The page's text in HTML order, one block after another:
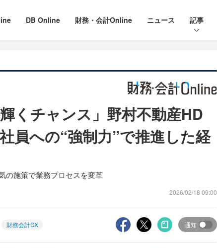
DB Online 財務・会計Online ニュース 記事
くチャンス」野村不動産HD
員への“強制力”で推進した経
の施策で業務プロセスを変革
2026/02/18 09:00
財務会計DX 通知